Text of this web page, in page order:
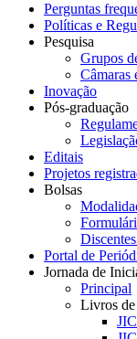
Perguntas
Políticas e
Pesquisa
Grupos
Câmaras
Inovação
Pós-graduação
Editais
Projetos
Bolsas
Portal de
Jornada de
Principal
Livros de